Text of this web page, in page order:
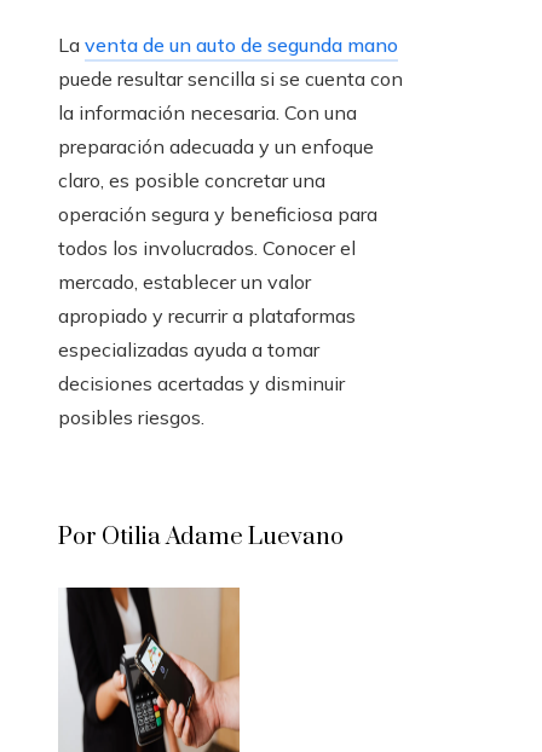
La venta de un auto de segunda mano
puede resultar sencilla si se cuenta con
la información necesaria. Con una
preparación adecuada y un enfoque
claro, es posible concretar una
operación segura y beneficiosa para
todos los involucrados. Conocer el
mercado, establecer un valor
apropiado y recurrir a plataformas
especializadas ayuda a tomar
decisiones acertadas y disminuir
posibles riesgos.
Por Otilia Adame Luevano